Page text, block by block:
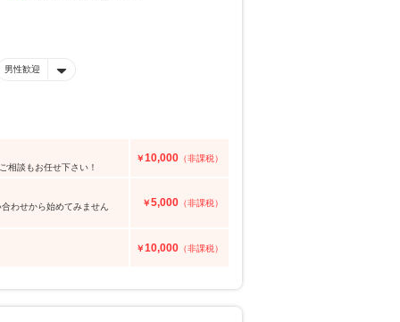
男性歓迎
相談もお任せ下さい！
￥10,000 （非課税）
わせから始めてみません ￥5,000 （非課税）
￥10,000 （非課税）